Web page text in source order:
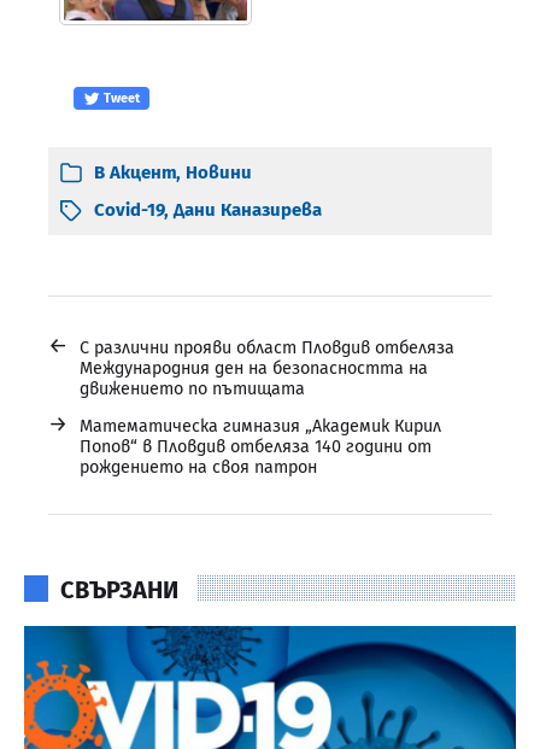
Tweet
В Акцент, Новини
Covid-19,Дани Каназирева
←
С различни прояви област Пловдив отбеляза
Международния ден на безопасността на
движението по пътищата
→
Математическа гимназия „Академик Кирил
Попов“ в Пловдив отбеляза 140 години от
рождението на своя патрон
СВЪРЗАНИ